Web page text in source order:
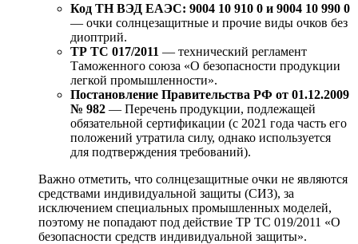
Код ТН ВЭД ЕАЭС: 9004 10 910 0 и 9004 10 990 0
— очки солнцезащитные и прочие виды очков без
диоптрий.
ТР ТС 017/2011 — технический регламент
Таможенного союза «О безопасности продукции
легкой промышленности».
Постановление Правительства РФ от 01.12.2009
№ 982 — Перечень продукции, подлежащей
обязательной сертификации (с 2021 года часть его
положений утратила силу, однако используется
для подтверждения требований).
Важно отметить, что солнцезащитные очки не являются
средствами индивидуальной защиты (СИЗ), за
исключением специальных промышленных моделей,
поэтому не попадают под действие ТР ТС 019/2011 «О
безопасности средств индивидуальной защиты».